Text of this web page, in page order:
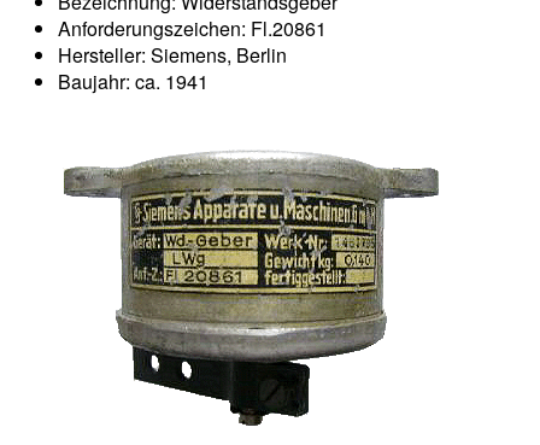
Anforderungszeichen: Fl.20861
Hersteller: Siemens, Berlin
Baujahr: ca. 1941